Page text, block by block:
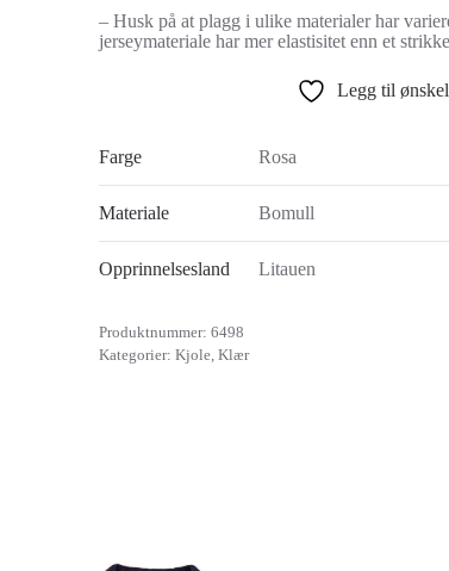
– Husk på at plagg i ulike materialer har
jerseymateriale har mer elastisitet enn et
Legg til
Farge Rosa
Materiale Bomull
Opprinnelsesland Litauen
Produktnummer: 6498
Kategorier: Kjole Klær